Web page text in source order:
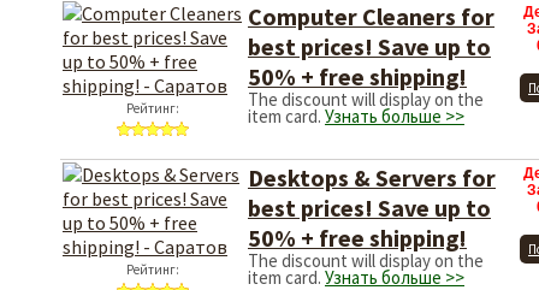
Рейтинг:
Computer Cleaners for
best prices! Save up to
50% + free shipping!
The discount will display on the
item card. Узнать больше >>
Рейтинг:
Desktops & Servers for
best prices! Save up to
50% + free shipping!
The discount will display on the
item card. Узнать больше >>